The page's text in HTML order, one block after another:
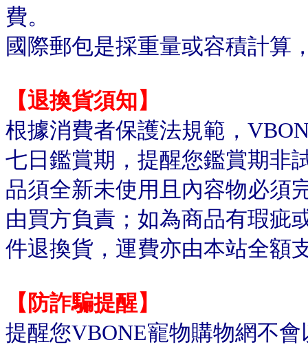
費。
國際郵包是採重量或容積計
【退換貨須知】
根據消費者保護法規範，
七日鑑賞期，提醒您鑑賞期非
品須全新未使用且內容物必須
由買方負責；如為商品有瑕疵
件退換貨，運費亦由本站全額
【防詐騙提醒】
提醒您VBONE寵物購物網不